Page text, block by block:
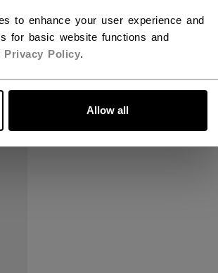
to enhance your user experience and
for basic website functions and
Privacy Policy.
Allow all